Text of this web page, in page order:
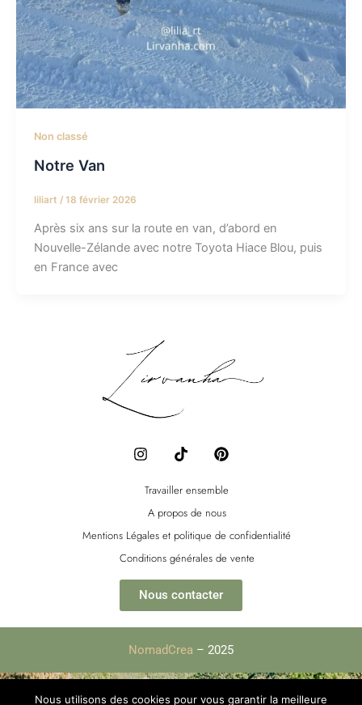
Non classé
Notre Van
liliart / 18 février 2026
Après six ans sur la route en van, d’abord en
Nouvelle-Zélande avec notre Toyota Hiace Blou, puis
en France avec
I
n
t
g
r
a
m
T
i
t
k
P
i
t
r
e
t
Travailler ensemble
A propos de nous
Mentions Légales et politique de confidentialité
Conditions générales de vente
Nous contacter
NomadCrea – 2025
Nous utilisons des cookies pour vous garantir la meilleure